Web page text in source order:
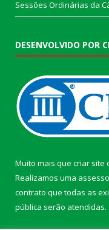
Sessões Ordinárias da
DESENVOLVIDO POR
Muito mais que criar site
Realizamos uma
contrato que todas as
pública serão atendidas.